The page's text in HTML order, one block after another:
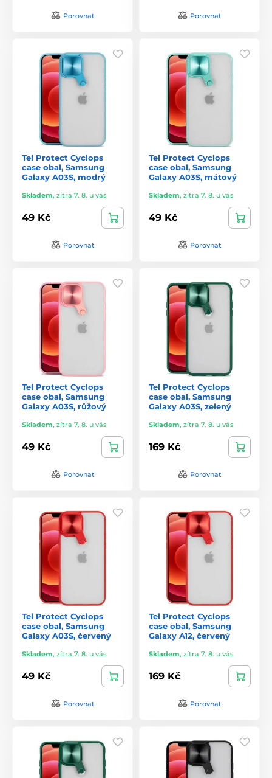
Porovnat Porovnat
Tel Protect Cyclops
case obal, Samsung
Galaxy A03S, modrý
Skladem, zítra 7. 8. u vás
49 Kč
Porovnat
Tel Protect Cyclops
case obal, Samsung
Galaxy A03S, mátový
Skladem, zítra 7. 8. u vás
49 Kč
Porovnat
Tel Protect Cyclops
case obal, Samsung
Galaxy A03S, růžový
Skladem, zítra 7. 8. u vás
49 Kč
Porovnat
Tel Protect Cyclops
case obal, Samsung
Galaxy A03S, zelený
Skladem, zítra 7. 8. u vás
169 Kč
Porovnat
Tel Protect Cyclops
case obal, Samsung
Galaxy A03S, červený
Skladem, zítra 7. 8. u vás
49 Kč
Porovnat
Tel Protect Cyclops
case obal, Samsung
Galaxy A12, červený
Skladem, zítra 7. 8. u vás
169 Kč
Porovnat